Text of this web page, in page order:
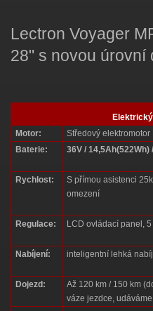
Lectron Voyager
28" s novou úrovní
Motor:
Středový
Baterie:
36V / 14,5Ah(522Wh)
Rychlost:
S přímou asistenci
omezení
Regulace: LCD ovládací panel,
Nabíjení: inteligentní lehká
Dojezd:
Až 120 km / 150 km
váze jezdce,